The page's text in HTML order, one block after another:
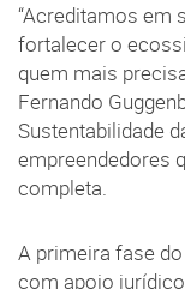
“Acreditamos em
fortalecer o
quem mais
Fernando
Sustentabilidade
empreendedores
completa.
A primeira fase
com apoio